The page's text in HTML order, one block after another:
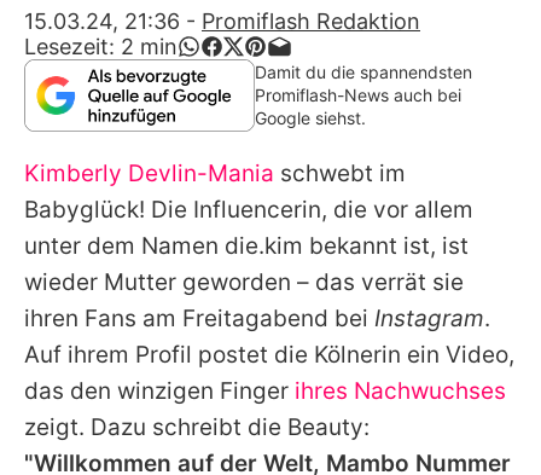
App runterladen
Team
Redaktionelle Richtlinien
Impressum
Datenschutzerklärung
Nutzungsbedingungen
Utiq verwalten
15.03.24, 21:36 - Promiflash Redaktion
Lesezeit: 2 min
Damit du die spannendsten
Promiflash-News auch bei
Google siehst.
Kimberly Devlin-Mania schwebt im
Babyglück! Die Influencerin, die vor allem
unter dem Namen die.kim bekannt ist, ist
wieder Mutter geworden – das verrät sie
ihren Fans am Freitagabend bei Instagram.
Auf ihrem Profil postet die Kölnerin ein Video,
das den winzigen Finger ihres Nachwuchses
zeigt. Dazu schreibt die Beauty:
"Willkommen auf der Welt, Mambo Nummer